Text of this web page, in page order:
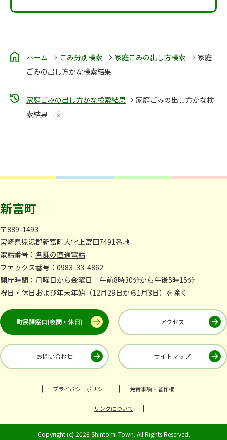
ホーム ごみ分別検索 家庭ごみの出し方検索
家庭
ごみの出し方かな検索結果
家庭ごみの出し方かな検索結果
家庭ごみの出し方かな検
索結果
新富町
〒889-1493
宮崎県児湯郡新富町大字上富田7491番地
電話番号： 各課の直通電話
ファックス番号： 0983-33-4862
開庁時間：月曜日から金曜日 午前8時30分から午後5時15分
祝日・休日および年末年始（12月29日から1月3日）を除く
町民課窓口(夜間・休日) アクセス
お問い合わせ サイトマップ
プライバシーポリシー 免責事項・著作権
リンクについて
Copyright (c) 2026 Shintomi Town. All Rights Reserved.